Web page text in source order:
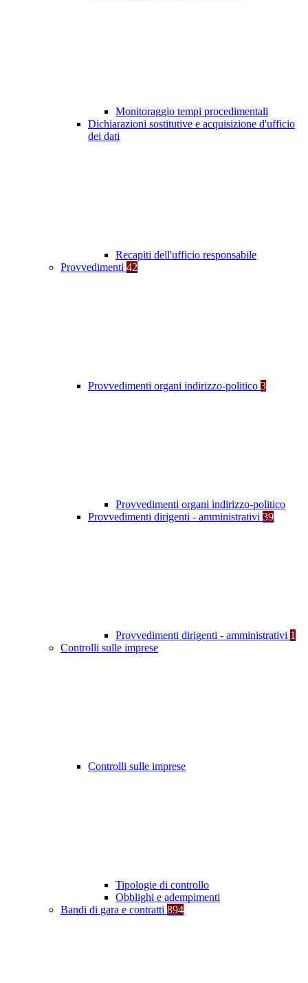
Monitoraggio tempi procedimentali
Dichiarazioni sostitutive e acquisizione d'ufficio
dei dati
Recapiti dell'ufficio responsabile
Provvedimenti 42
Provvedimenti organi indirizzo-politico 3
Provvedimenti organi indirizzo-politico
Provvedimenti dirigenti - amministrativi 39
Provvedimenti dirigenti - amministrativi 1
Controlli sulle imprese
Controlli sulle imprese
Tipologie di controllo
Obblighi e adempimenti
Bandi di gara e contratti 894